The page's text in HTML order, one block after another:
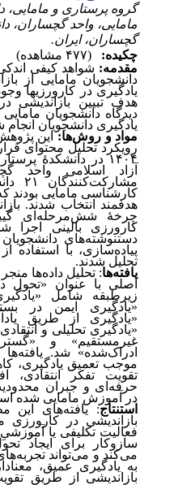
گروه پرستاری و مامایی،
مامایی، واحد گچساران،
گچساران، ایران.
چکیده:
(۴۷۷ مشاهده)
مقدمه: شواهد کیفی
دانشجویان مامایی از
یادگیری در کارورزی‏‏ها
هدف تبیین بازاندیشی
دیدگاه دانشجویان
یادگیری دانشجویان انجام
مواد و روش‌ها: این
رویکرد تحلیل محتوای
۱۴۰۴ در دانشکدۀ
آزاد اسلامی واحد
کارشناسی مامایی بودند
هدفمند انتخاب شدند.
چرخۀ شش‌مرحله‌ای
کارورزی بالینی اجرا
دست‏نوشته‌های
پیاده‌سازی، با استفاده از
تحلیل شدند.
یافته‌ها: تحلیل داده‌ها
اصلی با عنوان
زیرطبقه شامل
«یادگیری ایمن در
«یادگیری از طریق
«یادگیری تحلیلی و
غیرمستقیم» و
ادراک‌شده» شد. یافته‌ها
موجب تعمیق یادگیری،
تقویت تفکر انتقادی،
حرفه‌ای و جبران
در آموزش مامایی شده
استنتاج:
یافته‌های این
بازاندیشی در کارورزی
فعالیت تکلیفی یا
سازوکار برای ایجاد
می‌کند و می‌تواند
به یادگیری عمیق،
بازاندیشی از طریق